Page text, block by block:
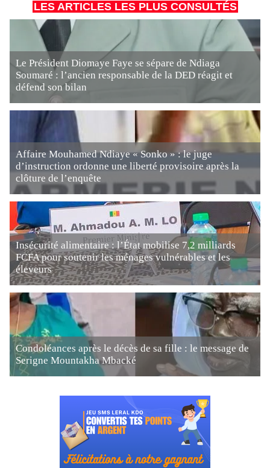
LES ARTICLES LES PLUS CONSULTÉS
Le Président Diomaye Faye se sépare de Ndiaga
Soumaré : l’ancien responsable de la DED réagit et
défend son bilan
Affaire Mouhamed Ndiaye « Sonko » : le juge
d’instruction ordonne une liberté provisoire après la
clôture de l’enquête
Insécurité alimentaire : l’État mobilise 7,2 milliards
FCFA pour soutenir les ménages vulnérables et les
éleveurs
Condoléances après le décès de sa fille : le message de
Serigne Mountakha Mbacké